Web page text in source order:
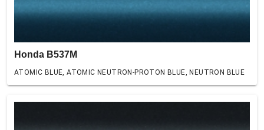
Honda B537M
ATOMIC BLUE, ATOMIC NEUTRON-PROTON BLUE, NEUTRON BLUE